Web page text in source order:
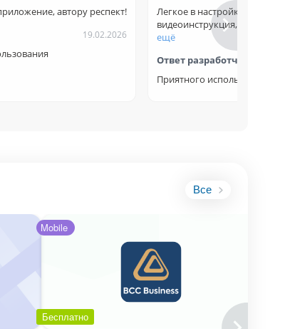
автору респект!
19.02.2026
Легкое в настройке
видеоинструкция,
ещё
Ответ разработчика
Приятного использования!
Все
Mobile
Бесплатно